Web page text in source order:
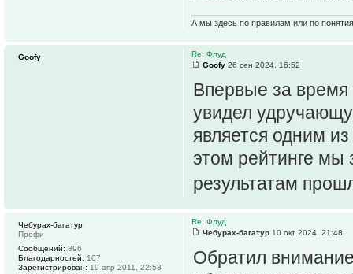
А мы здесь по правилам или по
Re: Флуд
Goofy 26 сен 2024, 16:52
Впервые за время
увидел
является одним
этом рейтинге
результатам
Goofy
Re: Флуд
Чебурах-багатур 10 окт 2024, 21:48
Обратил
Чебурах-багатур
Профи
Сообщений: 896
Благодарностей: 107
Зарегистрирован: 19 апр 2011, 22:53